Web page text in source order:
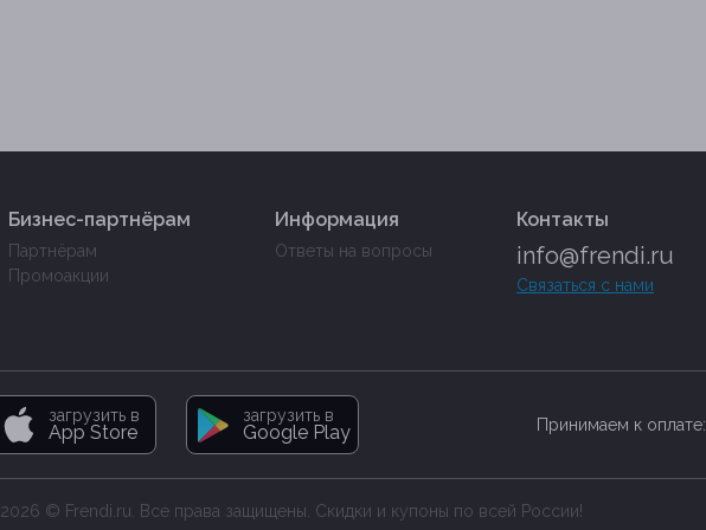
Бизнес-партнёрам
Партнёрам
Промоакции
Информация
Ответы на вопросы
Контакты
info@frendi.ru
Связаться с нами
загрузить в
App Store
загрузить в
Google Play Принимаем к оплате:
2026 © Frendi.ru. Все права защищены. Скидки и купоны по всей России!